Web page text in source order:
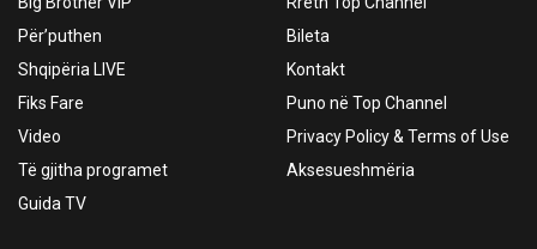
Për’puthen
Shqipëria LIVE
Fiks Fare
Video
Të gjitha programet
Guida TV
Bileta
Kontakt
Puno në Top Channel
Privacy Policy & Terms of Use
Aksesueshmëria